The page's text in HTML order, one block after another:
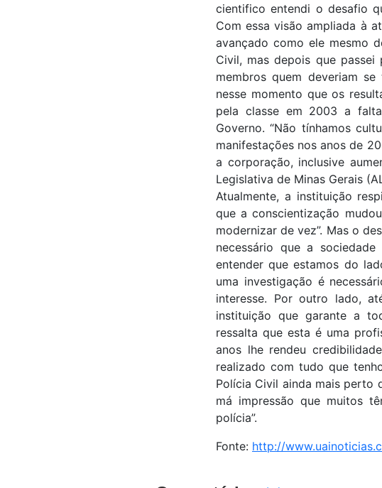
cientifico entendi o desafio
Com essa visão ampliada à
avançado como ele mesmo
Civil, mas depois que
membros quem deveriam
nesse momento que os
pela classe em 2003 a
Governo. “Não tínhamos
manifestações nos anos de
a corporação, inclusive
Legislativa de Minas Gerais
Atualmente, a instituição
que a conscientização
modernizar de vez”. Mas o
necessário que a
entender que estamos do
uma investigação é
interesse. Por outro lado,
instituição que garante a
ressalta que esta é uma
anos lhe rendeu
realizado com tudo que
Polícia Civil ainda mais perto
má impressão que muitos
polícia”.
Fonte: http://